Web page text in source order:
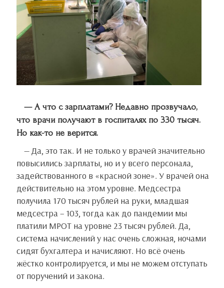
— А что с зарплатами? Недавно прозвучало,
что врачи получают в госпиталях по 330 тысяч.
Но как-то не верится.
— Да, это так. И не только у врачей значительно
повысились зарплаты, но и у всего персонала,
задействованного в «красной зоне». У врачей она
действительно на этом уровне. Медсестра
получила 170 тысяч рублей на руки, младшая
медсестра – 103, тогда как до пандемии мы
платили МРОТ на уровне 23 тысяч рублей. Да,
система начислений у нас очень сложная, ночами
сидят бухгалтера и начисляют. Но всё очень
жёстко контролируется, и мы не можем отступать
от поручений и закона.